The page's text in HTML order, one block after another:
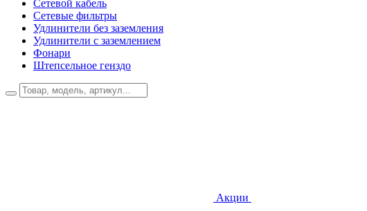
Сетевой кабель
Сетевые фильтры
Удлинители без заземления
Удлинители с заземлением
Фонари
Штепсельное генздо
Акции